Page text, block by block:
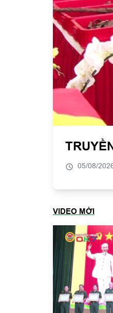
05/08/
VIDEO MỚI